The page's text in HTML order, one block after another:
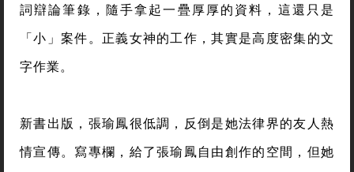
詞辯論筆錄，隨手拿起一疊厚厚的資料，這還只是
「小」案件。正義女神的工作，其實是高度密集的文
字作業。
新書出版，張瑜鳳很低調，反倒是她法律界的友人熱
情宣傳。寫專欄，給了張瑜鳳自由創作的空間，但她